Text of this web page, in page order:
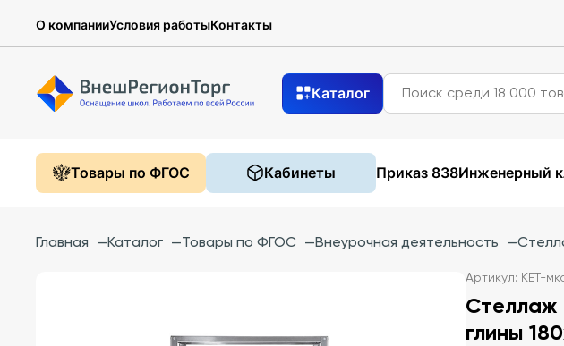
О компанииУсловия работыКонтакты
Каталог
Товары по ФГОС Кабинеты Приказ 838Инженерный
Главная —Каталог —Товары по ФГОС —Внеурочная деятельность —
Артикул: KET-
Стеллаж
глины